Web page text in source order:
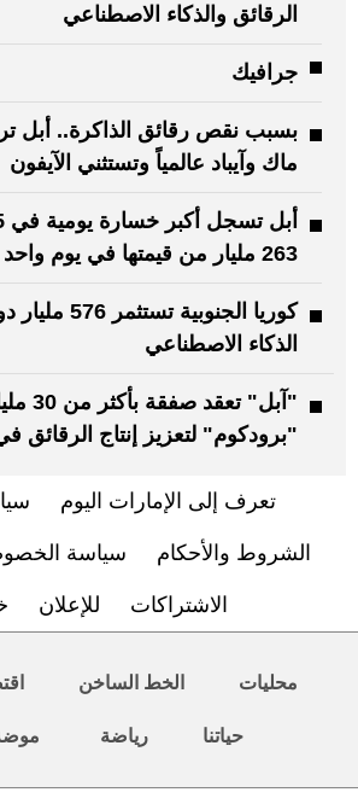
الرقائق والذكاء الاصطناعي
جرافيك
بسبب نقص رقائق الذاكرة.. أبل
ماك وآيباد عالمياً وتستثني الآيفون
263 مليار من قيمتها في يوم واحد
كوريا
الذكاء الاصطناعي
"آبل"
"برودكوم" لتعزيز إنتاج الرقائق
تعرف إلى الإمارات اليوم
الشروط والأحكام سياسة
الاشتراكات للإعلان
محليات الخط الساخن
حياتنا رياضة